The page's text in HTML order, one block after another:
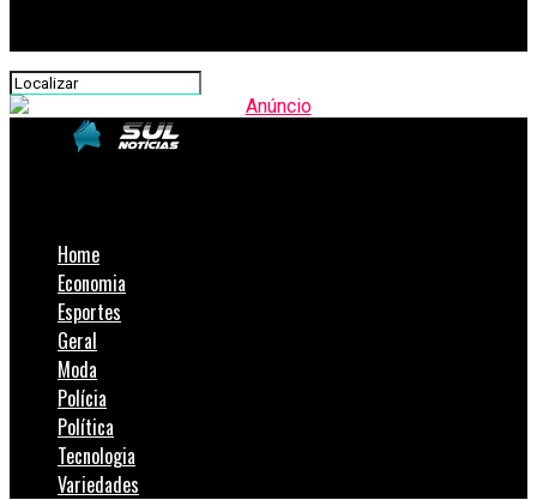
Home
Economia
Esportes
Geral
Moda
Polícia
Política
Tecnologia
Variedades